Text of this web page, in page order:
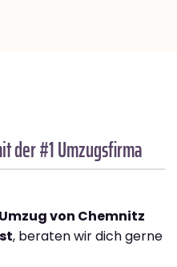
der #1 Umzugsfirma
von Chemnitz
, beraten wir dich gerne